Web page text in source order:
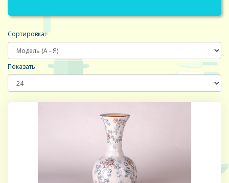
Сортировка:
Показать: